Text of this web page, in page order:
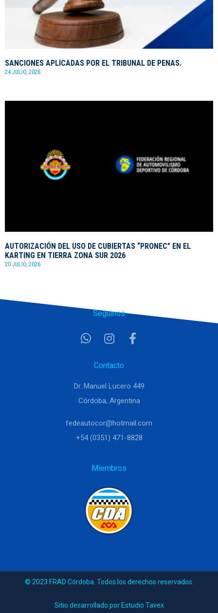
SANCIONES APLICADAS POR EL TRIBUNAL DE PENAS.
24 JULIO, 2026
AUTORIZACIÓN DEL USO DE CUBIERTAS “PRONEC” EN EL
KARTING EN TIERRA ZONA SUR 2026
20 JULIO, 2026
Seguinos
Contacto
Dr. Manuel Lucero 449
Córdoba, Argentina
fedeautocor@hotmail.com
+54 (0351) 471-8828
Miembros
© 2023 FRAD Córdoba. Todos los derechos reservados.
Sitio desarrollado por Estudio Tavex